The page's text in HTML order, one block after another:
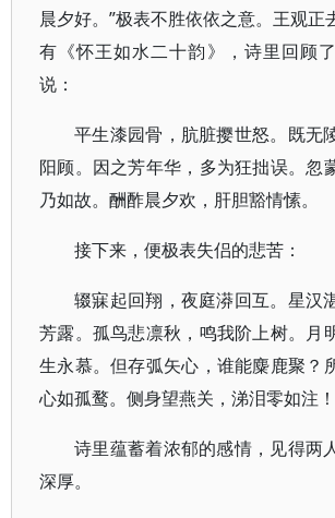
晨夕好。”极表不胜依依之意。王观正
有《怀王如水二十韵》，诗里回顾
说：
平生漆园骨，肮脏撄世怒。既无
阳顾。因之芳年华，多为狂拙误。忽
乃如故。酬酢晨夕欢，肝胆豁情愫。
接下来，便极表失侣的悲苦：
辍寐起回翔，夜庭漭回互。星汉
芳露。孤鸟悲凛秋，鸣我阶上树。月
生永慕。但存弧矢心，谁能麋鹿聚？
心如孤鹜。侧身望燕关，涕泪零如注！
诗里蕴蓄着浓郁的感情，见得两
深厚。